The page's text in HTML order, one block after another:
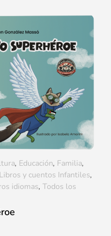
, Educación, Familia,
Libros y cuentos Infantiles,
idiomas, Todos los